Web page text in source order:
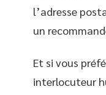
l’adresse
un
Et si vous
interlocuteur